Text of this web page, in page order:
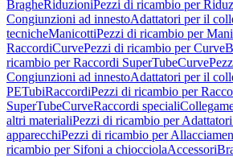
BragheRiduzioniPezzi di ricambio per
Congiunzioni ad innestoAdattatori per il
tecnicheManicottiPezzi di ricambio per
RaccordiCurvePezzi di ricambio per Curve
ricambio per Raccordi SuperTubeCurve
Congiunzioni ad innestoAdattatori per il
PETubiRaccordiPezzi di ricambio per
SuperTubeCurveRaccordi speciali
altri materialiPezzi di ricambio per
apparecchiPezzi di ricambio per
ricambio per Sifoni a chiocciolaAccessori